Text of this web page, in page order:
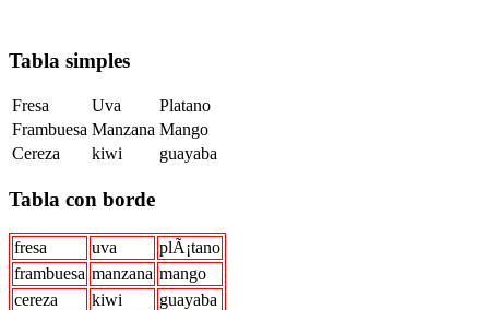
Tabla simples
Fresa Uva
Platano
Frambuesa Manzana Mango
Cereza
kiwi guayaba
Tabla con borde
fresa uva
plÃ¡tano
frambuesa manzana mango
cereza
kiwi guayaba